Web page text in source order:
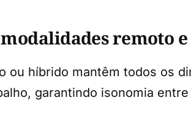
remoto
ou híbrido mantêm todos os
garantindo isonomia